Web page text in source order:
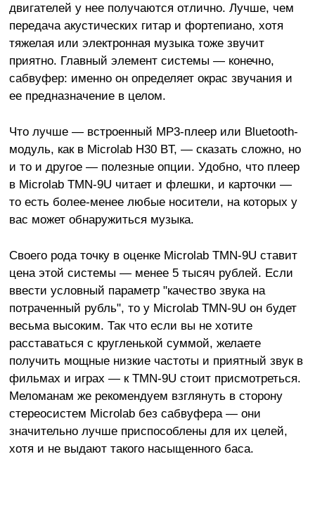
двигателей у нее получаются отлично. Лучше, чем
передача акустических гитар и фортепиано, хотя
тяжелая или электронная музыка тоже звучит
приятно. Главный элемент системы — конечно,
сабвуфер: именно он определяет окрас звучания и
ее предназначение в целом.
Что лучше — встроенный MP3-плеер или Bluetooth-
модуль, как в Microlab H30 BT, — сказать сложно, но
и то и другое — полезные опции. Удобно, что плеер
в Microlab TMN-9U читает и флешки, и карточки —
то есть более-менее любые носители, на которых у
вас может обнаружиться музыка.
Своего рода точку в оценке Microlab TMN-9U ставит
цена этой системы — менее 5 тысяч рублей. Если
ввести условный параметр "качество звука на
потраченный рубль", то у Microlab TMN-9U он будет
весьма высоким. Так что если вы не хотите
расставаться с кругленькой суммой, желаете
получить мощные низкие частоты и приятный звук в
фильмах и играх — к TMN-9U стоит присмотреться.
Меломанам же рекомендуем взглянуть в сторону
стереосистем Microlab без сабвуфера — они
значительно лучше приспособлены для их целей,
хотя и не выдают такого насыщенного баса.